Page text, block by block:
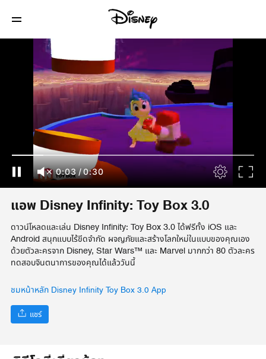
0:03/0:30
แอพ Disney Infinity: Toy Box 3.0
ดาวน์โหลดและเล่น Disney Infinity: Toy Box 3.0 ได้ฟรีทั้ง iOS และ
Android สนุกแบบไร้ขีดจำกัด ผจญภัยและสร้างโลกใหม่ในแบบของคุณเอง
ด้วยตัวละครจาก Disney, Star Wars™ และ Marvel มากกว่า 80 ตัวละคร
ทดสอบจินตนาการของคุณได้แล้ววันนี้
ชมหน้าหลัก Disney Infinity Toy Box 3.0 App
แชร์